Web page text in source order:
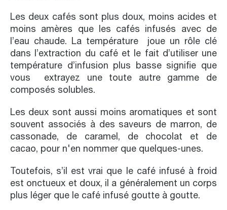
Les deux cafés sont plus doux, moins acides et
moins amères que les cafés infusés avec de
l’eau chaude. La température joue un rôle clé
dans l’extraction du café et le fait d’utiliser une
température d’infusion plus basse signifie que
vous extrayez une toute autre gamme de
composés solubles.
Les deux sont aussi moins aromatiques et sont
souvent associés à des saveurs de marron, de
cassonade, de caramel, de chocolat et de
cacao, pour n'en nommer que quelques-unes.
Toutefois, s’il est vrai que le café infusé à froid
est onctueux et doux, il a généralement un corps
plus léger que le café infusé goutte à goutte.